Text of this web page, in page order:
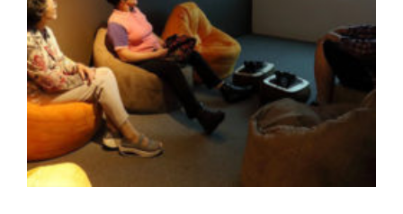
원문보기 PDF
박물관 홈페이지